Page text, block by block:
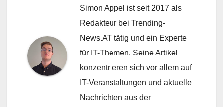
Simon Appel ist seit 2017 als
Redakteur bei Trending-
News.AT tätig und ein Experte
für IT-Themen. Seine Artikel
konzentrieren sich vor allem auf
IT-Veranstaltungen und aktuelle
Nachrichten aus der